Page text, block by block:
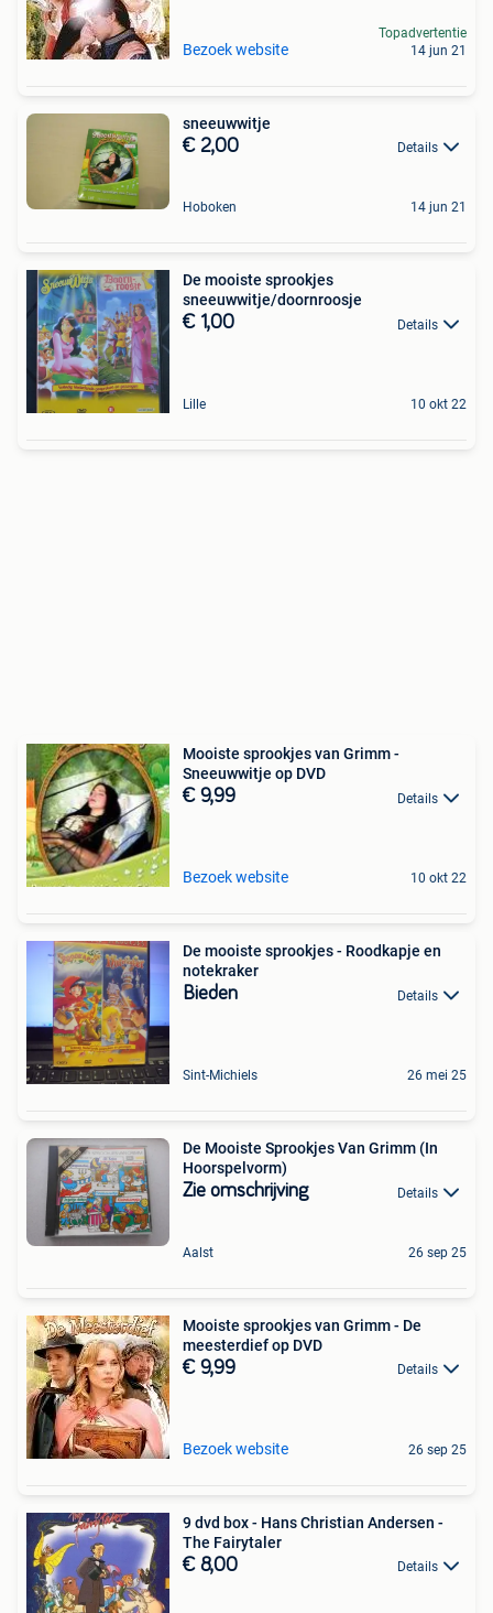
Bezoek website
Topadvertentie
14 jun 21
sneeuwwitje
€ 2,00 Details
Hoboken 14 jun 21
De mooiste sprookjes
sneeuwwitje/doornroosje
€ 1,00 Details
Lille 10 okt 22
Mooiste sprookjes van Grimm -
Sneeuwwitje op DVD
€ 9,99 Details
Bezoek website 10 okt 22
De mooiste sprookjes - Roodkapje en
notekraker
Bieden Details
Sint-Michiels 26 mei 25
De Mooiste Sprookjes Van Grimm (In
Hoorspelvorm)
Zie omschrijving Details
Aalst 26 sep 25
Mooiste sprookjes van Grimm - De
meesterdief op DVD
€ 9,99 Details
Bezoek website 26 sep 25
9 dvd box - Hans Christian Andersen -
The Fairytaler
€ 8,00 Details